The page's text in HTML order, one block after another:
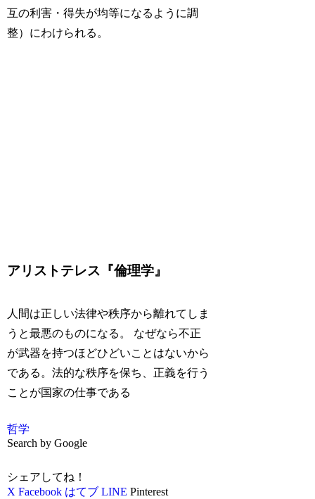
互の利害・得失が均等になるように調
整）にわけられる。
アリストテレス『倫理学』
人間は正しい法律や秩序から離れてしま
うと最悪のものになる。 なぜなら不正
が武器を持つほどひどいことはないから
である。法的な秩序を保ち、正義を行う
ことが国家の仕事である
哲学
Search by Google
シェアしてね！
X Facebook はてブ LINE Pinterest